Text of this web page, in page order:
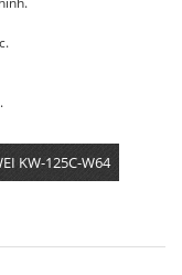
KW-125C-W64